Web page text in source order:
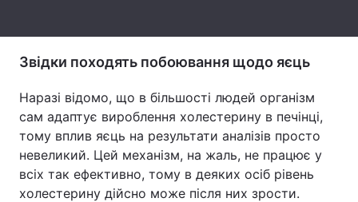
Тема оформлення
Звідки походять побоювання щодо яєць
Наразі відомо, що в більшості людей організм
сам адаптує вироблення холестерину в печінці,
тому вплив яєць на результати аналізів просто
невеликий. Цей механізм, на жаль, не працює у
всіх так ефективно, тому в деяких осіб рівень
холестерину дійсно може після них зрости.